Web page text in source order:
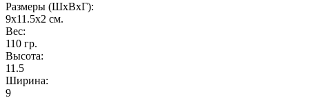
Размеры (ШxВxГ):
9x11.5x2 см.
Вес:
110 гр.
Высота:
11.5
Ширина:
9